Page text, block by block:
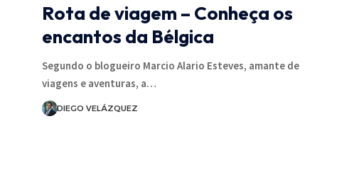
Rota de viagem – Conheça os
encantos da Bélgica
Segundo o blogueiro Marcio Alario Esteves, amante de
viagens e aventuras, a…
DIEGO VELÁZQUEZ